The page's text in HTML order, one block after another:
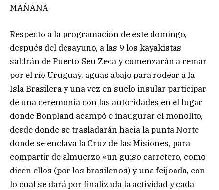
MAÑANA
Respecto a la programación de este domingo,
después del desayuno, a las 9 los kayakistas
saldrán de Puerto Seu Zeca y comenzarán a remar
por el río Uruguay, aguas abajo para rodear a la
Isla Brasilera y una vez en suelo insular participar
de una ceremonia con las autoridades en el lugar
donde Bonpland acampó e inaugurar el monolito,
desde donde se trasladarán hacia la punta Norte
donde se enclava la Cruz de las Misiones, para
compartir de almuerzo «un guiso carretero, como
dicen ellos (por los brasileños) y una feijoada, con
lo cual se dará por finalizada la actividad y cada